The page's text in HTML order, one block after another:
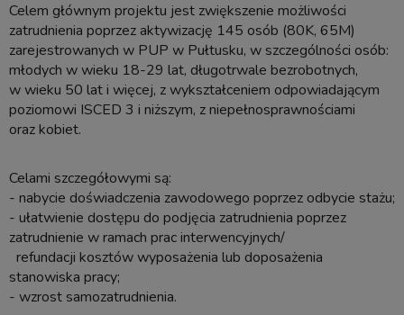
Celem głównym projektu jest zwiększenie możliwości
zatrudnienia poprzez aktywizację 145 osób (80K, 65M)
zarejestrowanych w PUP w Pułtusku, w szczególności osób:
młodych w wieku 18-29 lat, długotrwale bezrobotnych,
w wieku 50 lat i więcej, z wykształceniem odpowiadającym
poziomowi ISCED 3 i niższym, z niepełnosprawnościami
oraz kobiet.
Celami szczegółowymi są:
- nabycie doświadczenia zawodowego poprzez odbycie stażu;
- ułatwienie dostępu do podjęcia zatrudnienia poprzez
zatrudnienie w ramach prac interwencyjnych/
refundacji kosztów wyposażenia lub doposażenia
stanowiska pracy;
- wzrost samozatrudnienia.